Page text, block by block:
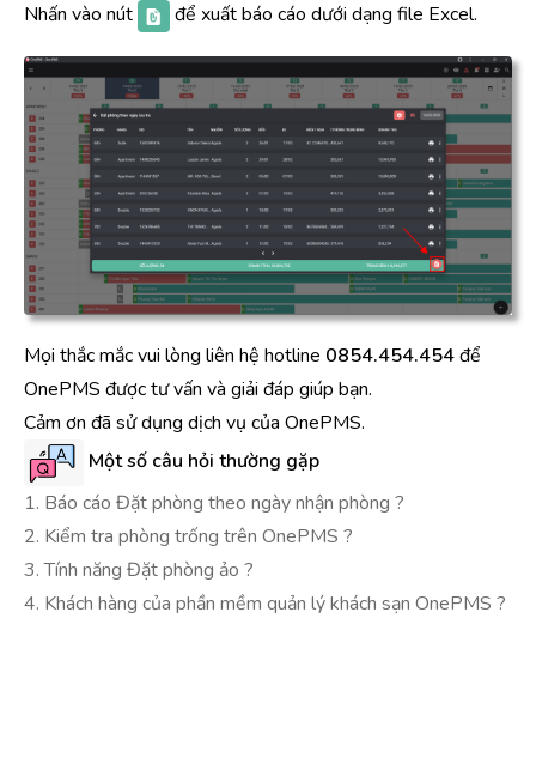
Nhấn vào nút để xuất báo cáo dưới dạng file Excel.
Mọi thắc mắc vui lòng liên hệ hotline 0854.454.454để
OnePMS được tư vấn và giải đáp giúp bạn.
Cảm ơn đã sử dụng dịch vụ của OnePMS.
Một số câu hỏi thường gặp
1. Báo cáo Đặt phòng theo ngày nhận phòng ?
2. Kiểm tra phòng trống trên OnePMS ?
3. Tính năng Đặt phòng ảo ?
4. Khách hàng của phần mềm quản lý khách sạn OnePMS ?